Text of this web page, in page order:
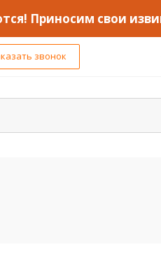
Приносим свои
звонок